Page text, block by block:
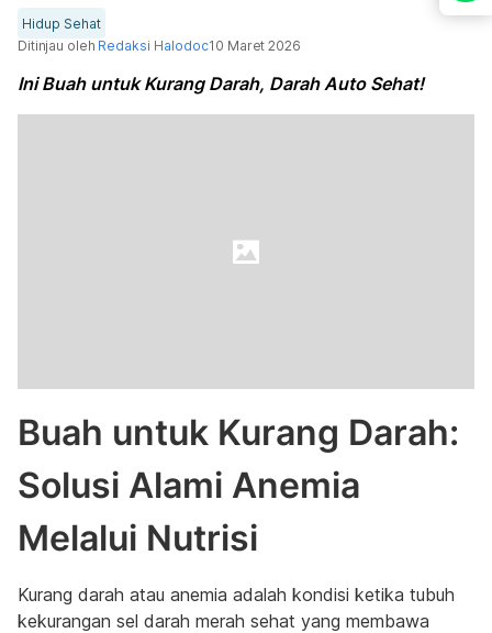
Hidup Sehat
Ditinjau oleh Redaksi Halodoc10 Maret 2026
Ini Buah untuk Kurang Darah, Darah Auto Sehat!
Buah untuk Kurang Darah:
Solusi Alami Anemia
Melalui Nutrisi
Kurang darah atau anemia adalah kondisi ketika tubuh
kekurangan sel darah merah sehat yang membawa